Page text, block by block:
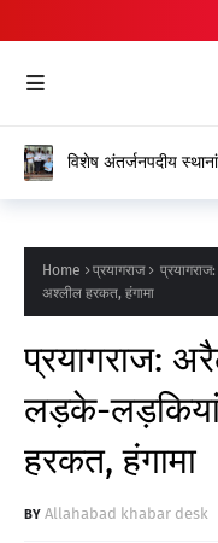
विशेष अंतर्जनपदीय
Home प्रयागराज
अश्लील हरकत, हंगामा
प्रयागराज:
लड़के-
हरकत, हंगामा
Allahabad khabar desk